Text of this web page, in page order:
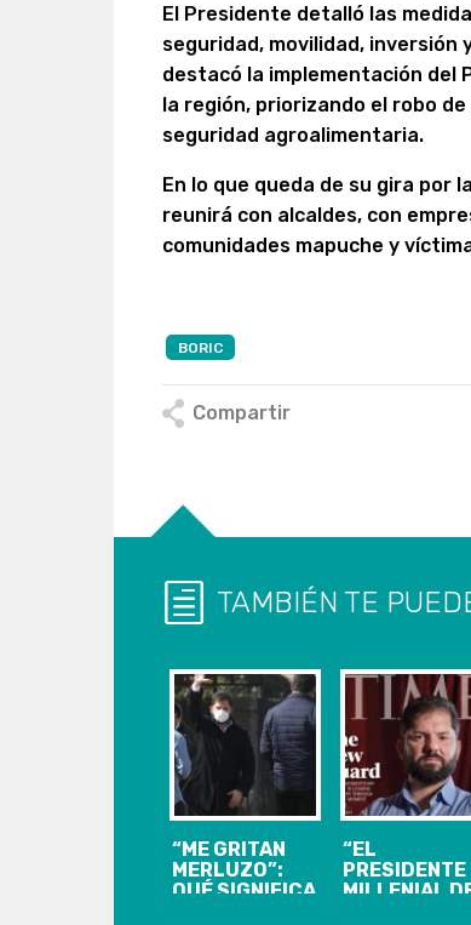
El Presidente detalló las
seguridad, movilidad, inversión
destacó la implementación del
la región, priorizando el robo
seguridad agroalimentaria.
En lo que queda de su gira por
reunirá con alcaldes, con
comunidades mapuche y
BORIC
Compartir
TAMBIÉN TE
“ME GRITAN
MERLUZO”:
QUÉ SIGNIFICA
“EL
PRESIDENTE
MILLENIAL